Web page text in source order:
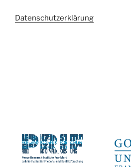
Datenschutzerklärung